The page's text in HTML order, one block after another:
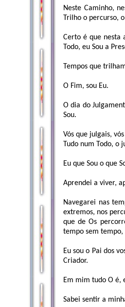
Neste Caminho,
Trilho o percurso,
Certo é que nesta
Todo, eu Sou a
Tempos que
O Fim, sou Eu.
O dia do
Sou.
Vós que julgais,
Tudo num Todo, o
Eu que Sou o que
Aprendei a viver,
Navegarei nas
extremos, nos
que de Os
tempo sem tempo,
Eu sou o Pai dos
Criador.
Em mim tudo O é,
Sabei sentir a